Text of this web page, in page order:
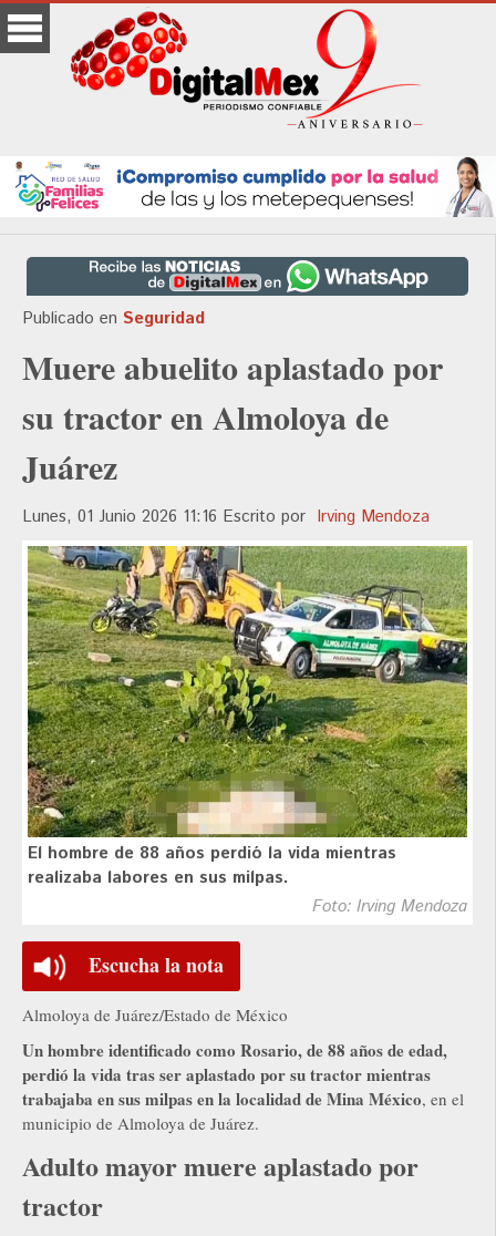
Publicado en Seguridad
Muere abuelito aplastado por
su tractor en Almoloya de
Juárez
Lunes, 01 Junio 2026 11:16 Escrito por Irving Mendoza
El hombre de 88 años perdió la vida mientras
realizaba labores en sus milpas.
Foto: Irving Mendoza
Escucha la nota
Almoloya de Juárez/Estado de México
Un hombre identificado como Rosario, de 88 años de edad,
perdió la vida tras ser aplastado por su tractor mientras
trabajaba en sus milpas en la localidad de Mina México, en el
municipio de Almoloya de Juárez.
Adulto mayor muere aplastado por
tractor